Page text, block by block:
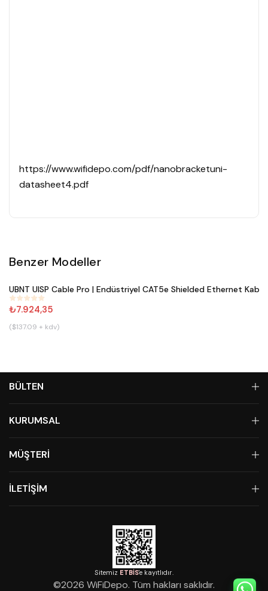
https://www.wifidepo.com/pdf/nanobracketuni-
datasheet4.pdf
Benzer Modeller
#800
UBNT UISP Cable Pro | Endüstriyel CAT5e Shielded Ethernet
₺7.924,35
($137.09 + kdv)
BÜLTEN
KURUMSAL
MÜŞTERİ
İLETİŞİM
Sitemiz ETBİS'e kayıtlıdır.
©2026 WiFiDepo. Tüm hakları saklıdır.